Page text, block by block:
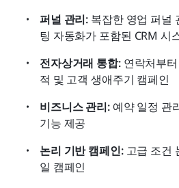
퍼널 관리: 복잡한 영업 퍼널
팅 자동화가 포함된 CRM 시
전자상거래 통합: 연락처부
적 및 고객 생애주기 캠페인
비즈니스 관리: 예약 일정 관
기능 제공
논리 기반 캠페인: 고급 조건
일 캠페인